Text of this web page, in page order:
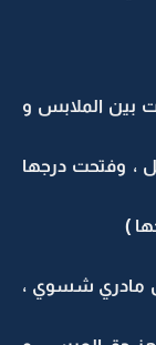
بين الملابس و
، وفتحت درجها
)
مادري شسوي ،